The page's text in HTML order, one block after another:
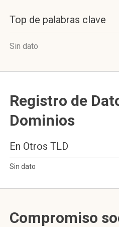
Top de palabras clave
Sin dato
Registro de
Dominios
En Otros TLD
Sin dato
Compromiso